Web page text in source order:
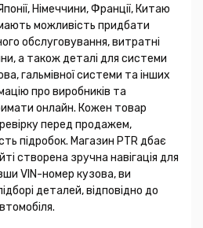
Німеччини, Франції, Китаю
можливість придбати
обслуговування, витратні
а також деталі для системи
гальмівної системи та інших
про виробників та
онлайн. Кожен товар
перед продажем,
підробок. Магазин PTR дбає
створена зручна навігація для
VIN-номер кузова, ви
деталей, відповідно до